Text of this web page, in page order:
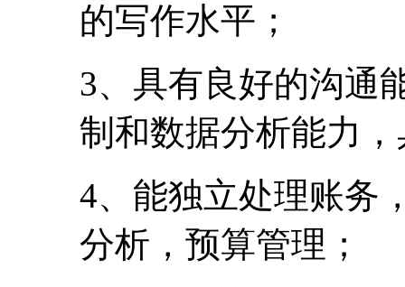
的写作水平；
3、具有良好的沟通
制和数据分析能力
4、能独立处理账务
分析，预算管理；